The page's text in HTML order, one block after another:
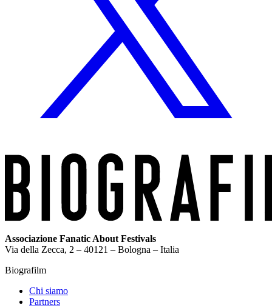
Associazione Fanatic About Festivals
Via della Zecca, 2 – 40121 – Bologna – Italia
Biografilm
Chi siamo
Partners